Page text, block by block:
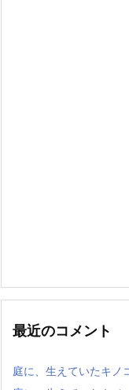
最近のコメント
庭に、生えていたキノ